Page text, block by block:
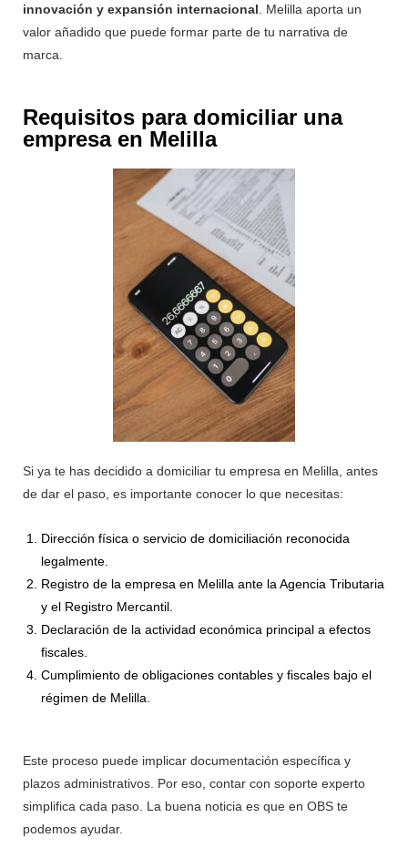
innovación y expansión internacional . Melilla aporta un
valor añadido que puede formar parte de tu narrativa de
marca.
Requisitos para domiciliar una
empresa en Melilla
Si ya te has decidido a domiciliar tu empresa en Melilla, antes
de dar el paso, es importante conocer lo que necesitas:
Dirección física o servicio de domiciliación reconocida
legalmente.
Registro de la empresa en Melilla ante la Agencia Tributaria
y el Registro Mercantil.
Declaración de la actividad económica principal a efectos
fiscales.
Cumplimiento de obligaciones contables y fiscales bajo el
régimen de Melilla.
Este proceso puede implicar documentación específica y
plazos administrativos. Por eso, contar con soporte experto
simplifica cada paso. La buena noticia es que en OBS te
podemos ayudar.